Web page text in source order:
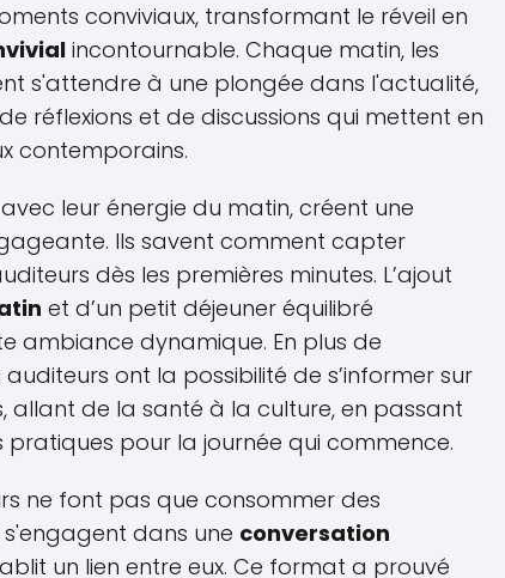
conviviaux, transformant le réveil en
incontournable. Chaque matin, les
s'attendre à une plongée dans l'actualité,
réflexions et de discussions qui mettent en
contemporains.
leur énergie du matin, créent une
Ils savent comment capter
dès les premières minutes. L’ajout
et d’un petit déjeuner équilibré
ambiance dynamique. En plus de
auditeurs ont la possibilité de s’informer sur
allant de la santé à la culture, en passant
pratiques pour la journée qui commence.
ne font pas que consommer des
s'engagent dans une conversation
un lien entre eux. Ce format a prouvé